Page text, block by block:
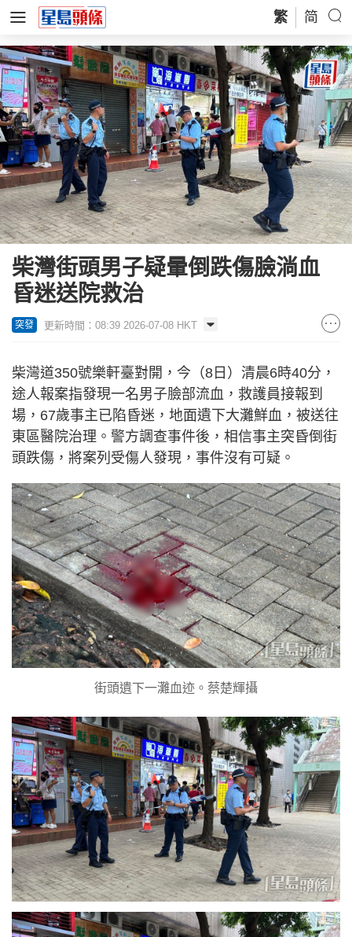
繁 简
柴灣街頭男子疑暈倒跌傷臉淌血
昏迷送院救治
突發 更新時間：08:39 2026-07-08 HKT
柴灣道350號樂軒臺對開，今（8日）清晨6時40分，
途人報案指發現一名男子臉部流血，救護員接報到
場，67歲事主已陷昏迷，地面遺下大灘鮮血，被送往
東區醫院治理。警方調查事件後，相信事主突昏倒街
頭跌傷，將案列受傷人發現，事件沒有可疑。
街頭遺下一灘血迹。蔡楚輝攝